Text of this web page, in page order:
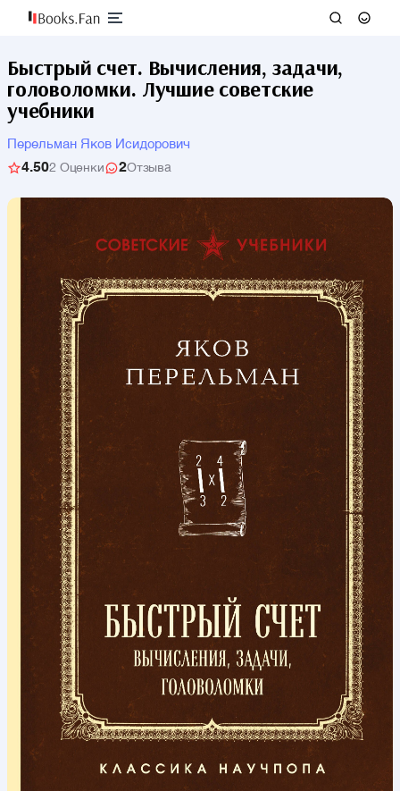
Быстрый счет. Вычисления, задачи,
головоломки. Лучшие советские
учебники
Перельман Яков Исидорович
4.502 Оценки 2Отзыва